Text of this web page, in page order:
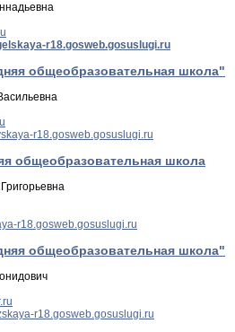
r18.gosweb.gosuslugi.ru
общеобразовательная школа"
r18.gosweb.gosuslugi.ru
общеобразовательная школа
r18.gosweb.gosuslugi.ru
общеобразовательная школа"
r18.gosweb.gosuslugi.ru